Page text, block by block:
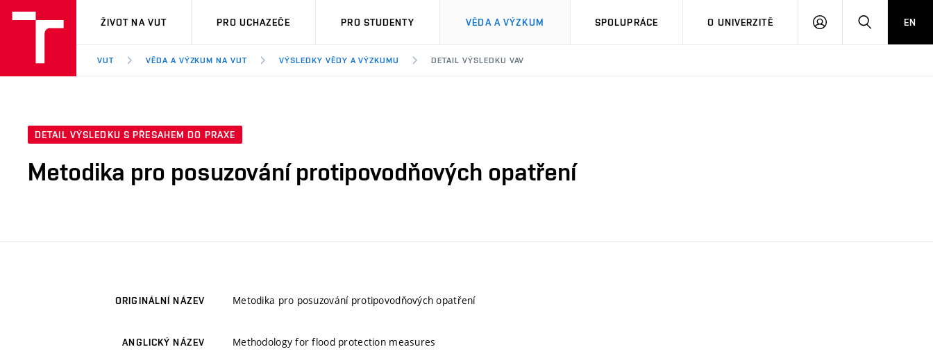
VUT
ŽIVOT NA VUT PRO UCHAZEČE PRO STUDENTY VĚDA A VÝZKUM SPOLUPRÁCE O UNIVERZITĚ
PŘIHLÁSIT HLEDATEN
VUT VĚDA A VÝZKUM NA VUT VÝSLEDKY VĚDY A VÝZKUMU DETAIL VÝSLEDKU VAV
DETAIL VÝSLEDKU S PŘESAHEM DO PRAXE
Metodika pro posuzování protipovodňových opatření
ORIGINÁLNÍ NÁZEV Metodika pro posuzování protipovodňových opatření
ANGLICKÝ NÁZEV Methodology for flood protection measures